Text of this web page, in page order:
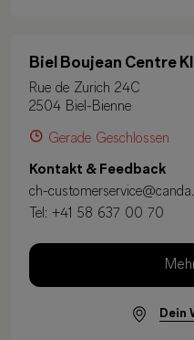
Biel Boujean Centre
Rue de Zurich 24C
2504 Biel-Bienne
Gerade Geschlossen
Kontakt & Feedback
ch-
Tel: +41 58 637 00 70
Dein